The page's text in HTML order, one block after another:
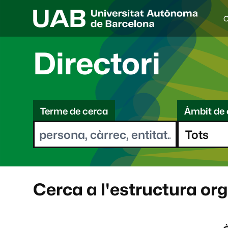
I
d
i
a
e
l
e
o
t
Directori
C
eTerme de cerca Àmbit de
Cerca a l'estructura